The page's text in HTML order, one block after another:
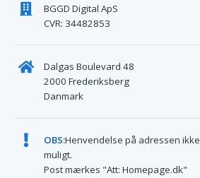
BGGD Digital ApS
CVR: 34482853
Dalgas Boulevard 48
2000 Frederiksberg
Danmark
OBS:Henvendelse på adressen ikke
muligt.
Post mærkes "Att: Homepage.dk"